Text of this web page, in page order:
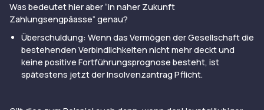
Was bedeutet hier aber “in naher Zukunft
Zahlungsengpäasse” genau?
Überschuldung: Wenn das Vermögen der Gesellschaft die
bestehenden Verbindlichkeiten nicht mehr deckt und
keine positive Fortführungsprognose besteht, ist
spätestens jetzt der Insolvenzantrag Pflicht.